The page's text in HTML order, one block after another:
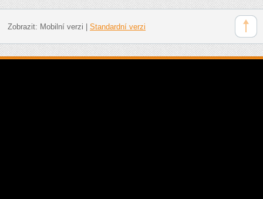
Zobrazit: Mobilní verzi Standardní verzi